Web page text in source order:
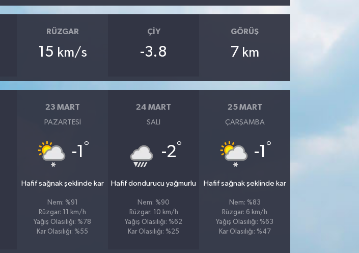
RÜZGAR
15 km/s
ÇIY
-3.8
GÖRÜŞ
7 km
23 MART
PAZARTESI
-1 °
Hafif sağnak şeklinde kar
Nem: %91
Rüzgar: 11 km/h
Yağış Olasılığı: %78
Kar Olasılığı: %55
24 MART
SALI
-2°
Hafif dondurucu yağmurlu
Nem: %90
Rüzgar: 10 km/h
Yağış Olasılığı: %62
Kar Olasılığı: %25
25 MART
ÇARŞAMBA
-1 °
Hafif sağnak şeklinde kar
Nem: %83
Rüzgar: 6 km/h
Yağış Olasılığı: %63
Kar Olasılığı: %47